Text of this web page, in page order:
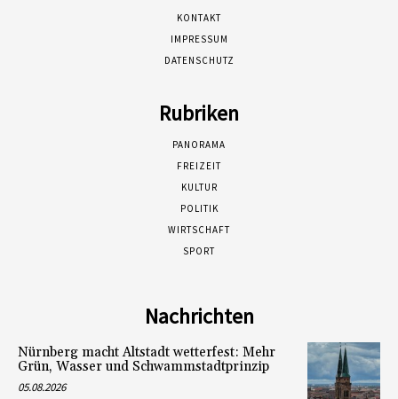
KONTAKT
IMPRESSUM
DATENSCHUTZ
Rubriken
PANORAMA
FREIZEIT
KULTUR
POLITIK
WIRTSCHAFT
SPORT
Nachrichten
Nürnberg macht Altstadt wetterfest: Mehr
Grün, Wasser und Schwammstadtprinzip
05.08.2026